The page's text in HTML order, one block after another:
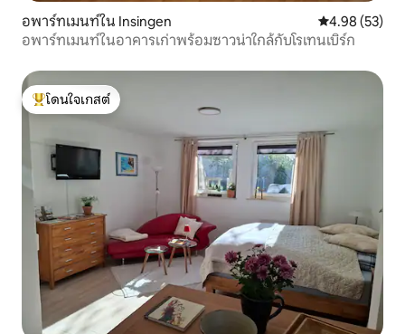
อพาร์ทเมนท์ใน Insingen คะแนนเฉลี่ย
4.98 (53)
อพาร์ทเมนท์ในอาคารเก่าพร้อมซาวน่าใกล้กับโรเทนเบิร์ก
โดนใจเกสต์ที่สุด
โดนใจเกสต์